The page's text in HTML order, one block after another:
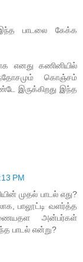
பாடலை கேக்க
எனது கணினியில்
கொஞ்சம்
இருக்கிறது இந்த
PM
முதல் பாடல் எது?
பாலூட்டி வளர்த்த
அன்பர்கள்
பாடல் என்று?